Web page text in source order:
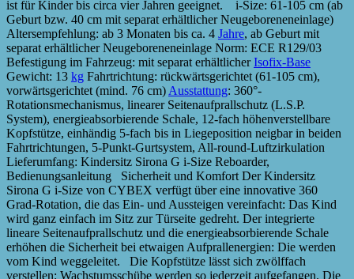
ist für Kinder bis circa vier Jahren geeignet. i-Size: 61-105 cm (ab
Geburt bzw. 40 cm mit separat erhältlicher Neugeboreneneinlage)
Altersempfehlung: ab 3 Monaten bis ca. 4 Jahre, ab Geburt mit
separat erhältlicher Neugeboreneneinlage Norm: ECE R129/03
Befestigung im Fahrzeug: mit separat erhältlicherIsofix-Base
Gewicht: 13 kg Fahrtrichtung: rückwärtsgerichtet (61-105 cm),
vorwärtsgerichtet (mind. 76 cm) Ausstattung: 360°-
Rotationsmechanismus, linearer Seitenaufprallschutz (L.S.P.
System), energieabsorbierende Schale, 12-fach höhenverstellbare
Kopfstütze, einhändig 5-fach bis in Liegeposition neigbar in beiden
Fahrtrichtungen, 5-Punkt-Gurtsystem, All-round-Luftzirkulation
Lieferumfang: Kindersitz Sirona G i-Size Reboarder,
Bedienungsanleitung Sicherheit und Komfort Der Kindersitz
Sirona G i-Size von CYBEX verfügt über eine innovative 360
Grad-Rotation, die das Ein- und Aussteigen vereinfacht: Das Kind
wird ganz einfach im Sitz zur Türseite gedreht. Der integrierte
lineare Seitenaufprallschutz und die energieabsorbierende Schale
erhöhen die Sicherheit bei etwaigen Aufprallenergien: Die werden
vom Kind weggeleitet. Die Kopfstütze lässt sich zwölffach
verstellen: Wachstumsschübe werden so jederzeit aufgefangen. Die